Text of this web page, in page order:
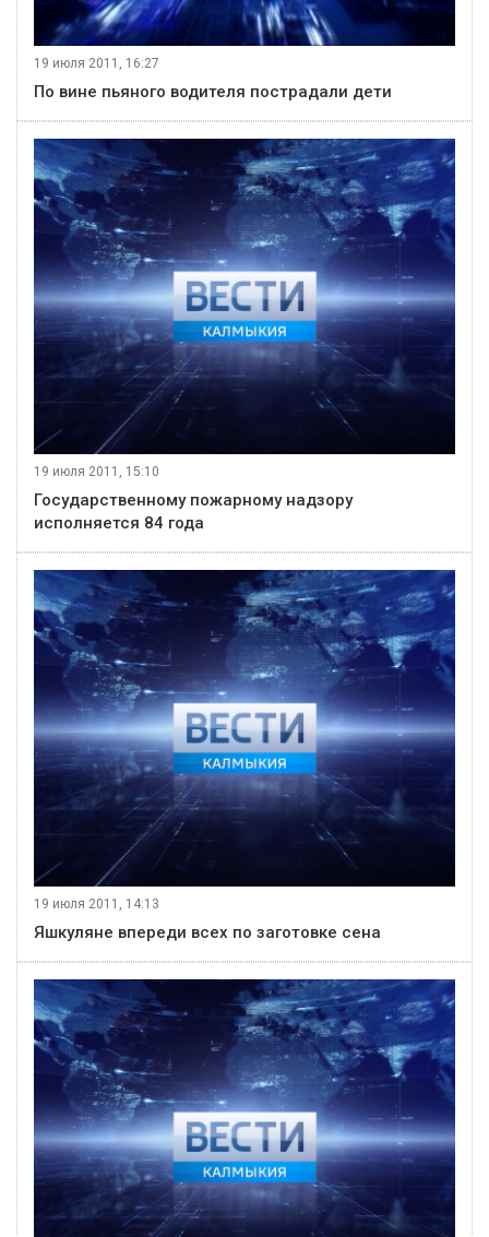
19 июля 2011, 16:27
По вине пьяного водителя пострадали дети
19 июля 2011, 15:10
Государственному пожарному надзору
исполняется 84 года
19 июля 2011, 14:13
Яшкуляне впереди всех по заготовке сена